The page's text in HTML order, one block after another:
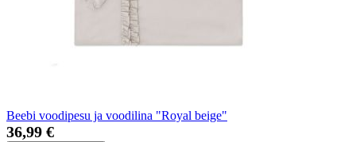
Beebi voodipesu ja voodilina "Royal beige"
36,99 €